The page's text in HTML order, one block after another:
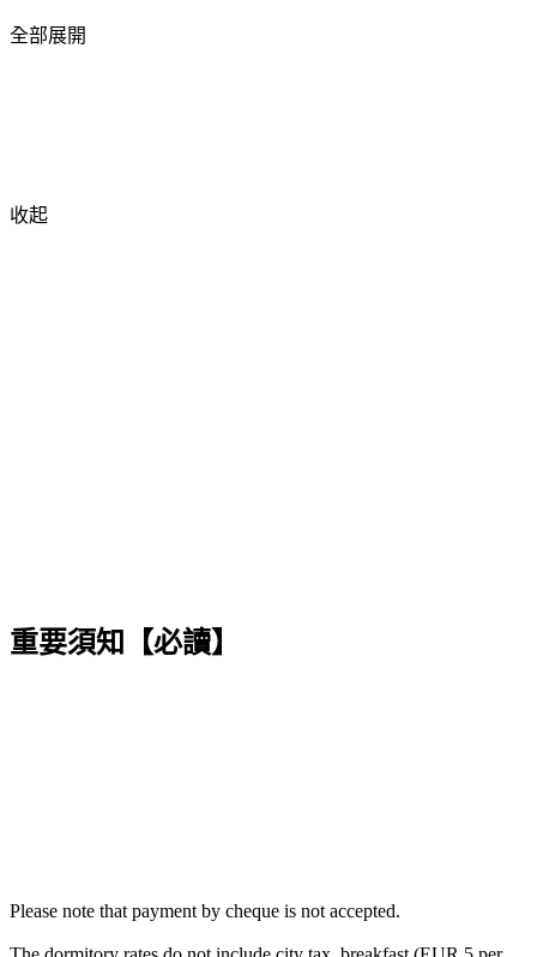
全部展開
收起
重要須知【必讀】
Please note that payment by cheque is not accepted.